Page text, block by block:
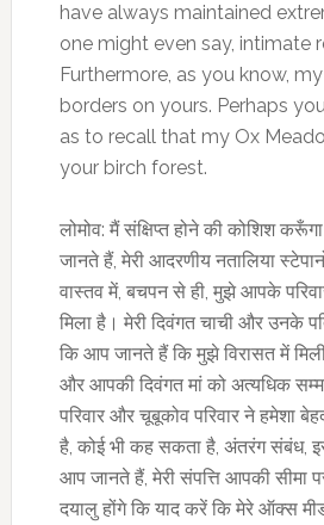
have always maintained
one might even say, intimate
Furthermore, as you know,
borders on yours. Perhaps
as to recall that my Ox
your birch forest.
लोमोव: मैं संक्षिप्त होने की कोशिश
जानते हैं, मेरी आदरणीय नतालिया
वास्तव में, बचपन से ही, मुझे आपके
मिला है। मेरी दिवंगत चाची और उनके
कि आप जानते हैं कि मुझे विरासत में
और आपकी दिवंगत मां को अत्यधिक
परिवार और चूबूकोव परिवार ने हमेशा
है, कोई भी कह सकता है, अंतरंग संबंध,
आप जानते हैं, मेरी संपत्ति आपकी सीमा
दयालु होंगे कि याद करें कि मेरे ऑक्स